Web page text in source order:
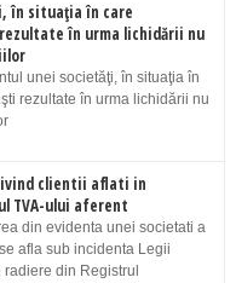
în situaţia în care
în urma lichidării nu
unei societăţi, în situaţia în
rezultate în urma lichidării nu
clientii aflati in
TVA-ului aferent
din evidenta unei societati a
afla sub incidenta Legii
din Registrul